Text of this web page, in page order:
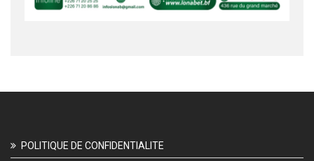
POLITIQUE DE CONFIDENTIALITE